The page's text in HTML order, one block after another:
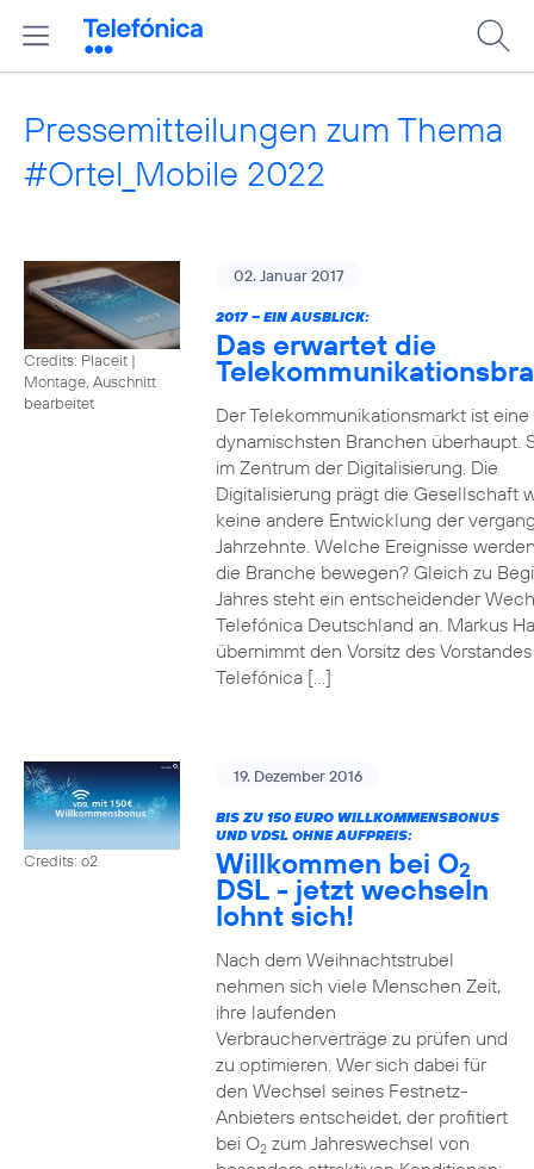
Pressemitteilungen zum Thema
#Ortel_Mobile 2022
Credits: Placeit |
Montage, Auschnitt
bearbeitet
02. Januar 2017
2017 – EIN AUSBLICK:
Das erwartet die
Der Telekommunikationsmarkt ist eine
dynamischsten Branchen überhaupt.
im Zentrum der Digitalisierung. Die
Digitalisierung prägt die Gesellschaft
keine andere Entwicklung der
Jahrzehnte. Welche Ereignisse
die Branche bewegen? Gleich zu
Jahres steht ein entscheidender
Telefónica Deutschland an. Markus
übernimmt den Vorsitz des
Telefónica […]
Credits: o2
19. Dezember 2016
BIS ZU 150 EURO WILLKOMMENSBONUS
UND VDSL OHNE AUFPREIS:
Willkommen bei O2
DSL - jetzt wechseln
lohnt sich!
Nach dem Weihnachtstrubel
nehmen sich viele Menschen Zeit,
ihre laufenden
Verbraucherverträge zu prüfen und
zu optimieren. Wer sich dabei für
den Wechsel seines Festnetz-
Anbieters entscheidet, der profitiert
bei O2zum Jahreswechsel von